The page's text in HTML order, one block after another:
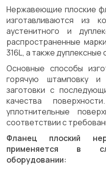
Нержавеющие плоские
изготавливаются из
аустенитного и
распространенные
316L, а также дуплексные
Основные способы
горячую штамповку и
заготовки с
качества
уплотнительные
соответствии с
Фланец плоский
применяется в
оборудовании: